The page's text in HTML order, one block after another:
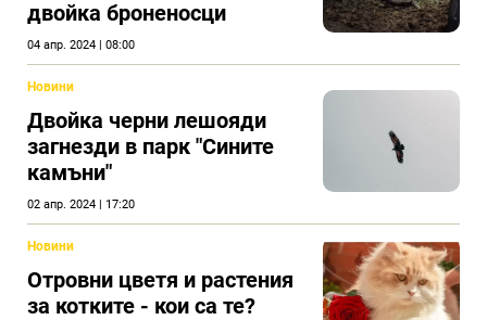
двойка броненосци
04 апр. 2024 | 08:00
Новини
Двойка черни лешояди
загнезди в парк "Сините
камъни"
02 апр. 2024 | 17:20
Новини
Отровни цветя и растения
за котките - кои са те?